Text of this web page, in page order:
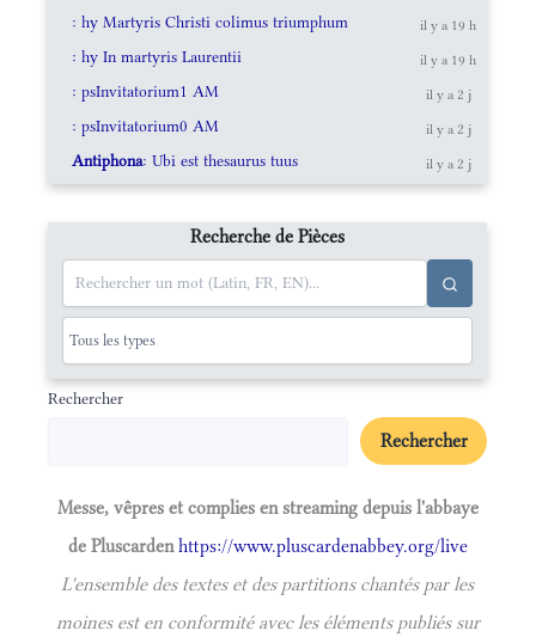
: hy Martyris Christi colimus triumphum il y a 19 h
: hy In martyris Laurentii il y a 19 h
: psInvitatorium1 AM il y a 2 j
: psInvitatorium0 AM il y a 2 j
Antiphona: Ubi est thesaurus tuus il y a 2 j
Recherche de Pièces
Rechercher
Rechercher
Messe, vêpres et complies en streaming depuis l'abbaye
de Pluscardenhttps://www.pluscardenabbey.org/live
L'ensemble des textes et des partitions chantés par les
moines est en conformité avec les éléments publiés sur